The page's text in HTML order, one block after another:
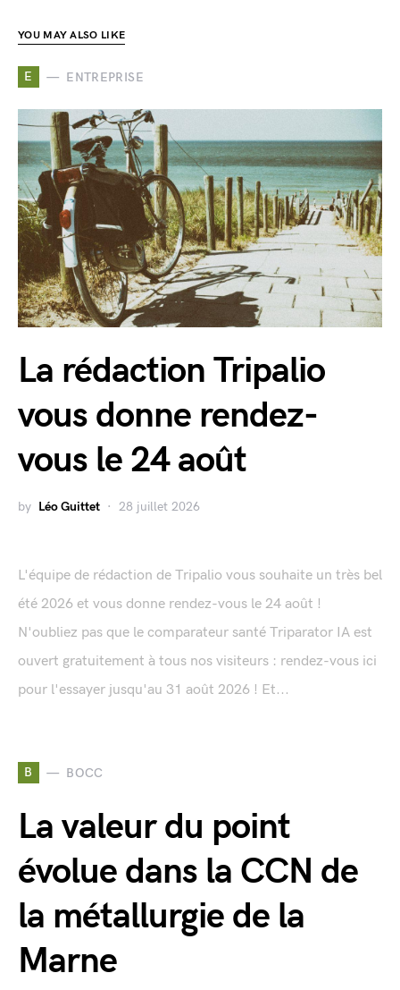
YOU MAY ALSO LIKE
E ENTREPRISE
La rédaction Tripalio
vous donne rendez-
vous le 24 août
by Léo Guittet 28 juillet 2026
L'équipe de rédaction de Tripalio vous souhaite un très bel
été 2026 et vous donne rendez-vous le 24 août !
N'oubliez pas que le comparateur santé Triparator IA est
ouvert gratuitement à tous nos visiteurs : rendez-vous ici
pour l'essayer jusqu'au 31 août 2026 ! Et...
B BOCC
La valeur du point
évolue dans la CCN de
la métallurgie de la
Marne